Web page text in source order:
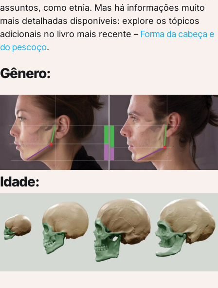
assuntos, como etnia. Mas há informações muito
mais detalhadas disponíveis: explore os tópicos
adicionais no livro mais recente – Forma da cabeça e
do pescoço.
Gênero:
Idade: